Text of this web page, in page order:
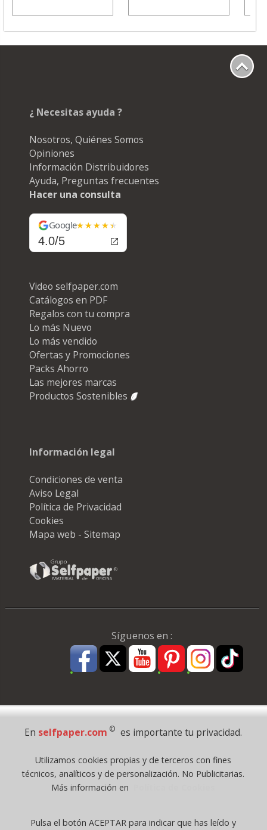
¿ Necesitas ayuda ?
Nosotros, Quiénes Somos
Opiniones
Información Distribuidores
Ayuda, Preguntas frecuentes
Hacer una consulta
Google
4.0/5
Video selfpaper.com
Catálogos en PDF
Regalos con tu compra
Lo más Nuevo
Lo más vendido
Ofertas y Promociones
Packs Ahorro
Las mejores marcas
Productos Sostenibles
Información legal
Condiciones de venta
Aviso Legal
Política de Privacidad
Cookies
Mapa web - Sitemap
Síguenos en :
Pago Seguro
Todos los derechos reservados
©selfpaper.com, y las webs de ©gruposelfpaper.org están gestionadas, y
Registro Mercantil de Valencia ( España ) CEE:
En selfpaper.com © es importante tu privacidad.
Utilizamos cookies propias y de terceros con fines
técnicos, analíticos y de personalización. No Publicitarias.
Más información en
Pulsa el botón ACEPTAR para indicar que has leído y